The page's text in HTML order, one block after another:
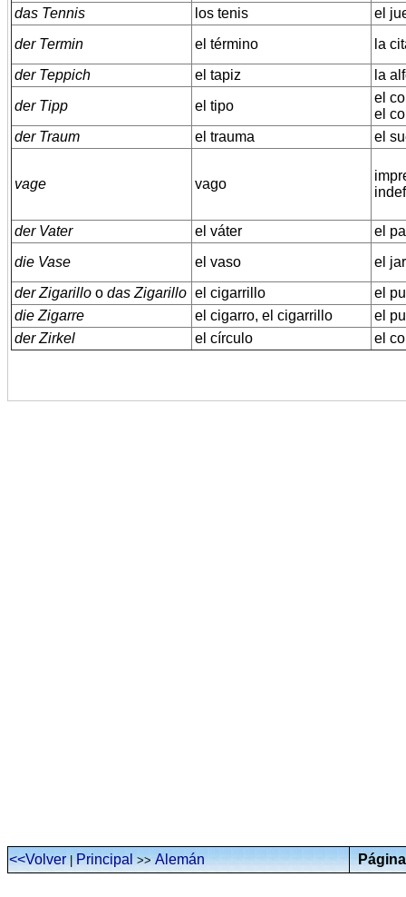
das Tennis
los tenis
el
der Termin
el término
la
der Teppich
el tapiz
la
der Tipp
el tipo
el
el
der Traum
el trauma el
vage vago
der Vater el váter
el
die Vase
el vaso
el
der Zigarillo o das Zigarillo el cigarrillo
el
die Zigarre
el cigarro, el cigarrillo
el
der Zirkel
el círculo el
<<Volver|Principal >>Alemán